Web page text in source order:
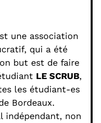
une association
qui a été
but est de faire
LE SCRUB,
les étudiant-es
Bordeaux.
indépendant, non